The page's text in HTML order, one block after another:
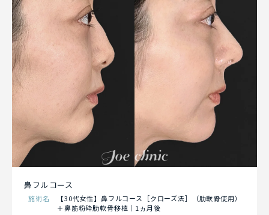
鼻フルコース
施術名
【30代女性】鼻フルコース［クローズ法］（肋軟骨使用）
＋鼻筋粉砕肋軟骨移植｜1ヵ月後